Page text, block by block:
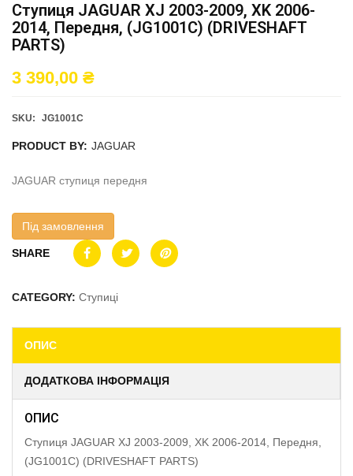
Ступиця JAGUAR XJ 2003-2009, XK 2006-
2014, Передня, (JG1001C) (DRIVESHAFT
PARTS)
3 390,00 ₴
SKU: JG1001C
PRODUCT BY: JAGUAR
JAGUAR ступиця передня
Під замовлення
SHARE
CATEGORY: Ступиці
ОПИС
ДОДАТКОВА ІНФОРМАЦІЯ
ОПИС
Ступиця JAGUAR XJ 2003-2009, XK 2006-2014, Передня,
(JG1001C) (DRIVESHAFT PARTS)